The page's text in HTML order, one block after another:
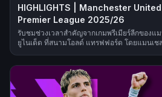
HIGHLIGHTS | Manchester
Premier League 2025/26
รับชมช่วงเวลาสำคัญจากเกมพรีเมียร์ลีกของแ
ยูไนเต็ด ที่สนามโอลด์ แทรฟฟอร์ด โดยแมนเช